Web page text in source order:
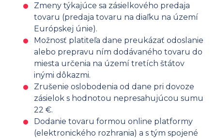
Zmeny týkajúce sa zásielkového predaja
tovaru (predaja tovaru na diaľku na území
Európskej únie).
Možnosť platiteľa dane preukázať odoslanie
alebo prepravu ním dodávaného tovaru do
miesta určenia na území tretích štátov
inými dôkazmi.
Zrušenie oslobodenia od dane pri dovoze
zásielok s hodnotou nepresahujúcou sumu
22 €.
Dodanie tovaru formou online platformy
(elektronického rozhrania) a s tým spojené